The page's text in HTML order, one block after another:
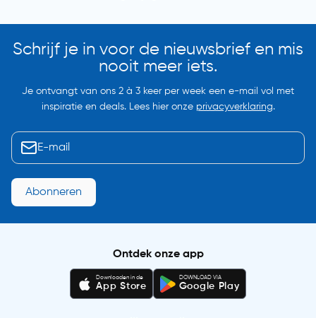
Schrijf je in voor de nieuwsbrief en mis
nooit meer iets.
Je ontvangt van ons 2 à 3 keer per week een e-mail vol met
inspiratie en deals. Lees hier onze privacyverklaring.
Abonneren
Ontdek onze app
Downloaden in de
App Store
DOWNLOAD VIA
Google Play